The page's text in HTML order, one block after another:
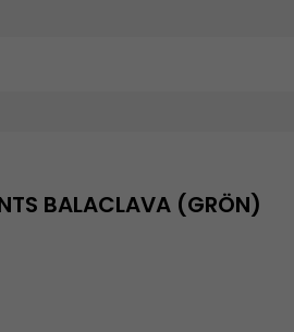
BALACLAVA (GRÖN)